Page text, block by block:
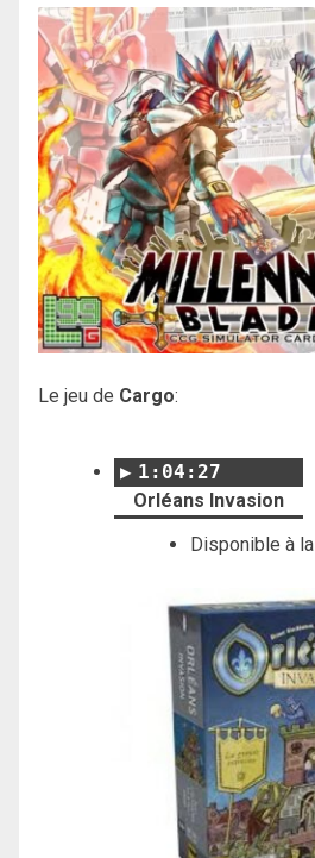
Le jeu de Cargo:
1:04:27
Orléans Invasion
Disponible à la